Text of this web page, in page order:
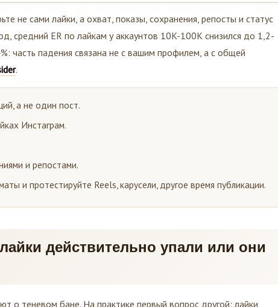
не сами лайки, а охват, показы, сохранения, репосты и статус
средний ER по лайкам у аккаунтов 10K-100K снизился до 1,2-
часть падения связана не с вашим профилем, а с общей
.
а не один пост.
Инстаграм.
и репостами.
и протестируйте Reels, карусели, другое время публикации.
действительно упали или они
о теневом бане. На практике первый вопрос другой: лайки